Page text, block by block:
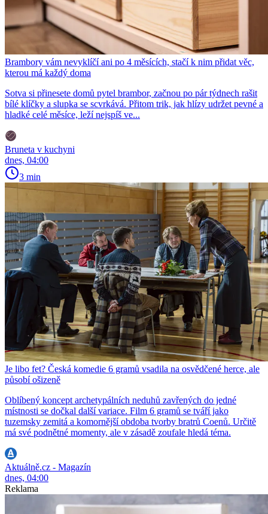
Brambory vám nevyklíčí ani po 4 měsících, stačí k nim přidat věc,
kterou má každý doma
Sotva si přinesete domů pytel brambor, začnou po pár týdnech rašit
bílé klíčky a slupka se scvrkává. Přitom trik, jak hlízy udržet pevné a
hladké celé měsíce, leží nejspíš ve...
Bruneta v kuchyni
dnes, 04:00
3 min
Je libo fet? Česká komedie 6 gramů vsadila na osvědčené herce, ale
působí ošizeně
Oblíbený koncept archetypálních neduhů zavřených do jedné
místnosti se dočkal další variace. Film 6 gramů se tváří jako
tuzemsky zemitá a komornější obdoba tvorby bratrů Coenů. Určitě
má své podnětné momenty, ale v zásadě zoufale hledá téma.
Aktuálně.cz - Magazín
dnes, 04:00
Reklama